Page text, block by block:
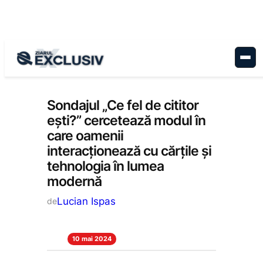
Stiri la zi
Sondajul „Ce fel de cititor
ești?” cercetează modul în
care oamenii
interacționează cu cărțile și
tehnologia în lumea
modernă
deLucian Ispas
10 mai 2024